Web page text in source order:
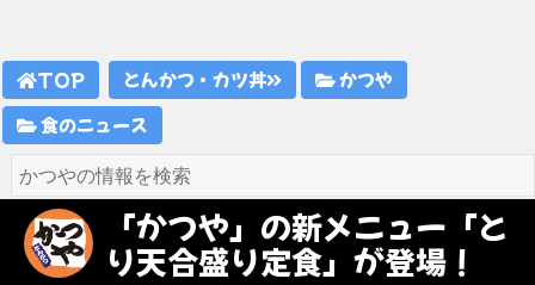
TOP とんかつ・カツ丼
かつや
食のニュース
「かつや」の新メニュー「と
り天合盛り定食」が登場！